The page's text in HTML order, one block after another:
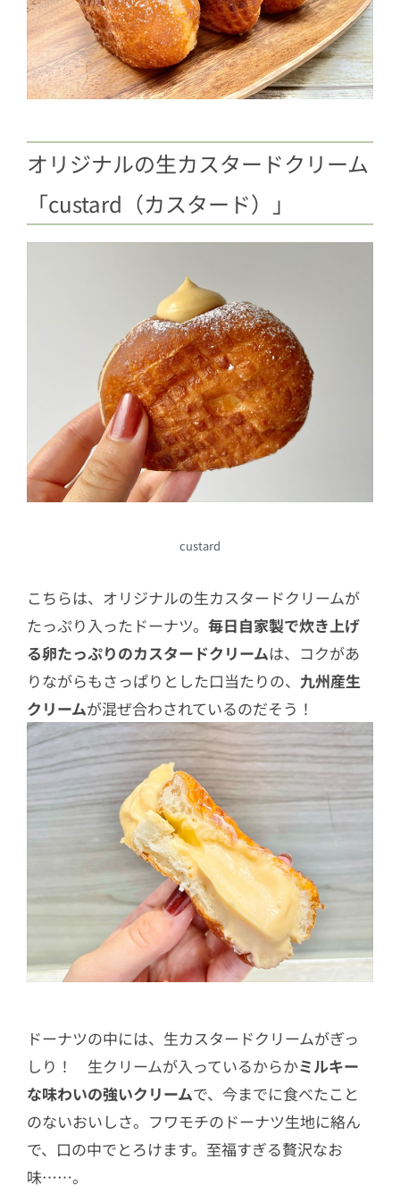
オリジナルの生カスタードクリーム
「custard（カスタード）」
custard
こちらは、オリジナルの生カスタードクリームが
たっぷり入ったドーナツ。 毎日自家製で炊き上げ
る卵たっぷりのカスタードクリームは、コクがあ
りながらもさっぱりとした口当たりの、 九州産生
クリームが混ぜ合わされているのだそう！
ドーナツの中には、生カスタードクリームがぎっ
しり！ 生クリームが入っているからかミルキー
な味わいの強いクリームで、今までに食べたこと
のないおいしさ。フワモチのドーナツ生地に絡ん
で、口の中でとろけます。至福すぎる贅沢なお
味……。